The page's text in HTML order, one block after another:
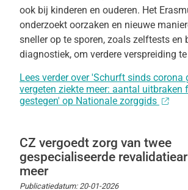
ook bij kinderen en ouderen. Het
onderzoekt oorzaken en nieuwe
sneller op te sporen, zoals zelftests en
diagnostiek, om verdere verspreiding
Lees verderover 'Schurft sinds corona
vergeten ziekte meer: aantal uitbraken
gestegen' op Nationale zorggids
CZ vergoedt zorg van twee
gespecialiseerde
meer
Publicatiedatum: 20-01-2026